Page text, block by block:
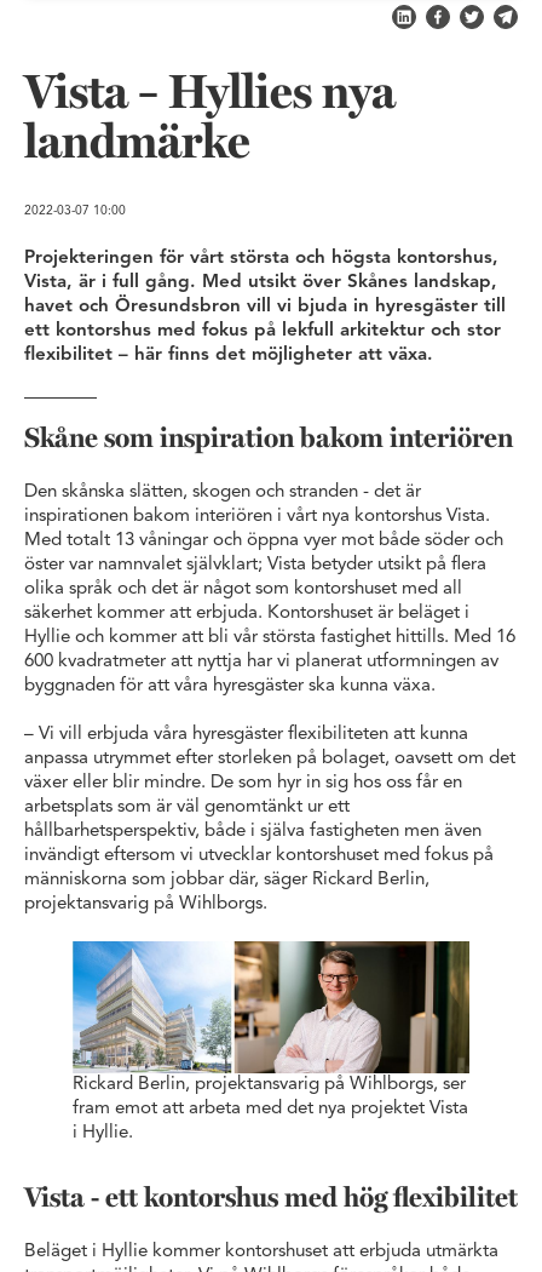
Dela på LinkedIn
Dela påDela på
Vista – Hyllies nya
landmärke
2022-03-07 10:00
Projekteringen för vårt största och högsta kontorshus,
Vista, är i full gång. Med utsikt över Skånes landskap,
havet och Öresundsbron vill vi bjuda in hyresgäster till
ett kontorshus med fokus på lekfull arkitektur och stor
flexibilitet – här finns det möjligheter att växa.
Skåne som inspiration bakom interiören
Den skånska slätten, skogen och stranden - det är
inspirationen bakom interiören i vårt nya kontorshus Vista.
Med totalt 13 våningar och öppna vyer mot både söder och
öster var namnvalet självklart; Vista betyder utsikt på flera
olika språk och det är något som kontorshuset med all
säkerhet kommer att erbjuda. Kontorshuset är beläget i
Hyllie och kommer att bli vår största fastighet hittills. Med 16
600 kvadratmeter att nyttja har vi planerat utformningen av
byggnaden för att våra hyresgäster ska kunna växa.
– Vi vill erbjuda våra hyresgäster flexibiliteten att kunna
anpassa utrymmet efter storleken på bolaget, oavsett om det
växer eller blir mindre. De som hyr in sig hos oss får en
arbetsplats som är väl genomtänkt ur ett
hållbarhetsperspektiv, både i själva fastigheten men även
invändigt eftersom vi utvecklar kontorshuset med fokus på
människorna som jobbar där, säger Rickard Berlin,
projektansvarig på Wihlborgs.
Rickard Berlin, projektansvarig på Wihlborgs, ser
fram emot att arbeta med det nya projektet Vista
i Hyllie.
Vista - ett kontorshus med hög flexibilitet
Beläget i Hyllie kommer kontorshuset att erbjuda utmärkta